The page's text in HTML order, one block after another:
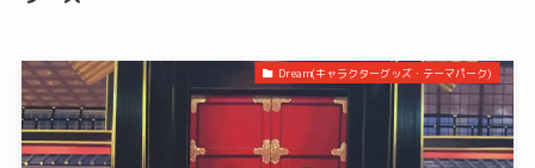
Dream(キャラクターグッズ・テーマパーク)